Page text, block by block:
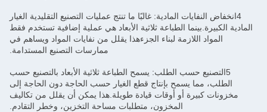
4انخفاض النفايات المادية: غالبًا ما تنتج عمليات التصنيع التقليدية الغيار
المادية الكبيرة.بينما الطباعة ثلاثية الأبعاد هي عملية إضافية تستخدم فقط
المواد اللازمة لبناء الجزءهذا يقلل من نفايات المواد ويساهم في
ممارسات التصنيع المستدامة.
5التصنيع حسب الطلب: يسمح الطباعة ثلاثية الأبعاد بالتصنيع حسب
الطلب، مما يسمح بإنتاج قطع الغيار حسب الحاجة دون الحاجة إلى
مخزونات كبيرة أو أوقات قيادة طويلة.هذا يمكن أن يقلل من تكاليف
المخزون، متطلبات مساحة التخزين، وخطر التقادم.